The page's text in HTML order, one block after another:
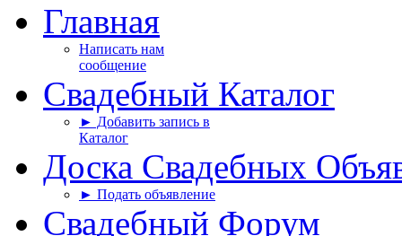
Главная
Написать нам
сообщение
Свадебный Каталог
► Добавить запись в
Каталог
Доска Свадебных
► Подать объявление
Свадебный Форум